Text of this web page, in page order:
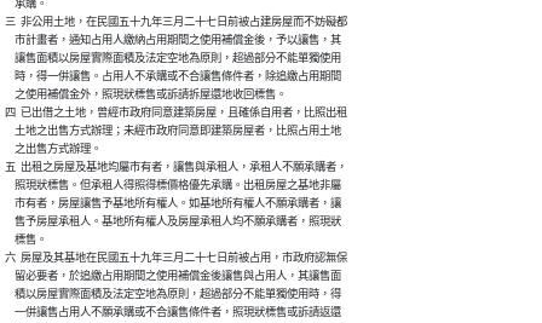
    承購。
三  非公用土地，在民國五十九年三月二十七日前被占建房屋而不妨礙都
    市計畫者，通知占用人繳納占用期間之使用補償金後，予以讓售，其
    讓售面積以房屋實際面積及法定空地為原則，超過部分不能單獨使用
    時，得一併讓售。占用人不承購或不合讓售條件者，除追繳占用期間
    之使用補償金外，照現狀標售或訴請拆屋還地收回標售。
四  已出借之土地，曾經市政府同意建築房屋，且確係自用者，比照出租
    土地之出售方式辦理；未經市政府同意即建築房屋者，比照占用土地
    之出售方式辦理。
五  出租之房屋及基地均屬市有者，讓售與承租人，承租人不願承購者，
    照現狀標售。但承租人得照得標價格優先承購。出租房屋之基地非屬
    市有者，房屋讓售予基地所有權人。如基地所有權人不願承購者，讓
    售予房屋承租人。基地所有權人及房屋承租人均不願承購者，照現狀
    標售。
六  房屋及其基地在民國五十九年三月二十七日前被占用，市政府認無保
    留必要者，於追繳占用期間之使用補償金後讓售與占用人，其讓售面
    積以房屋實際面積及法定空地為原則，超過部分不能單獨使用時，得
    一併讓售占用人不願承購或不合讓售條件者，照現狀標售或訴請返還